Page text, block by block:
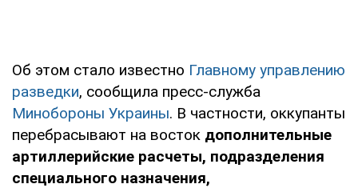
Об этом стало известно Главному управлению
разведки, сообщила пресс-служба
Минобороны Украины. В частности, оккупанты
перебрасывают на восток дополнительные
артиллерийские расчеты, подразделения
специального назначения,